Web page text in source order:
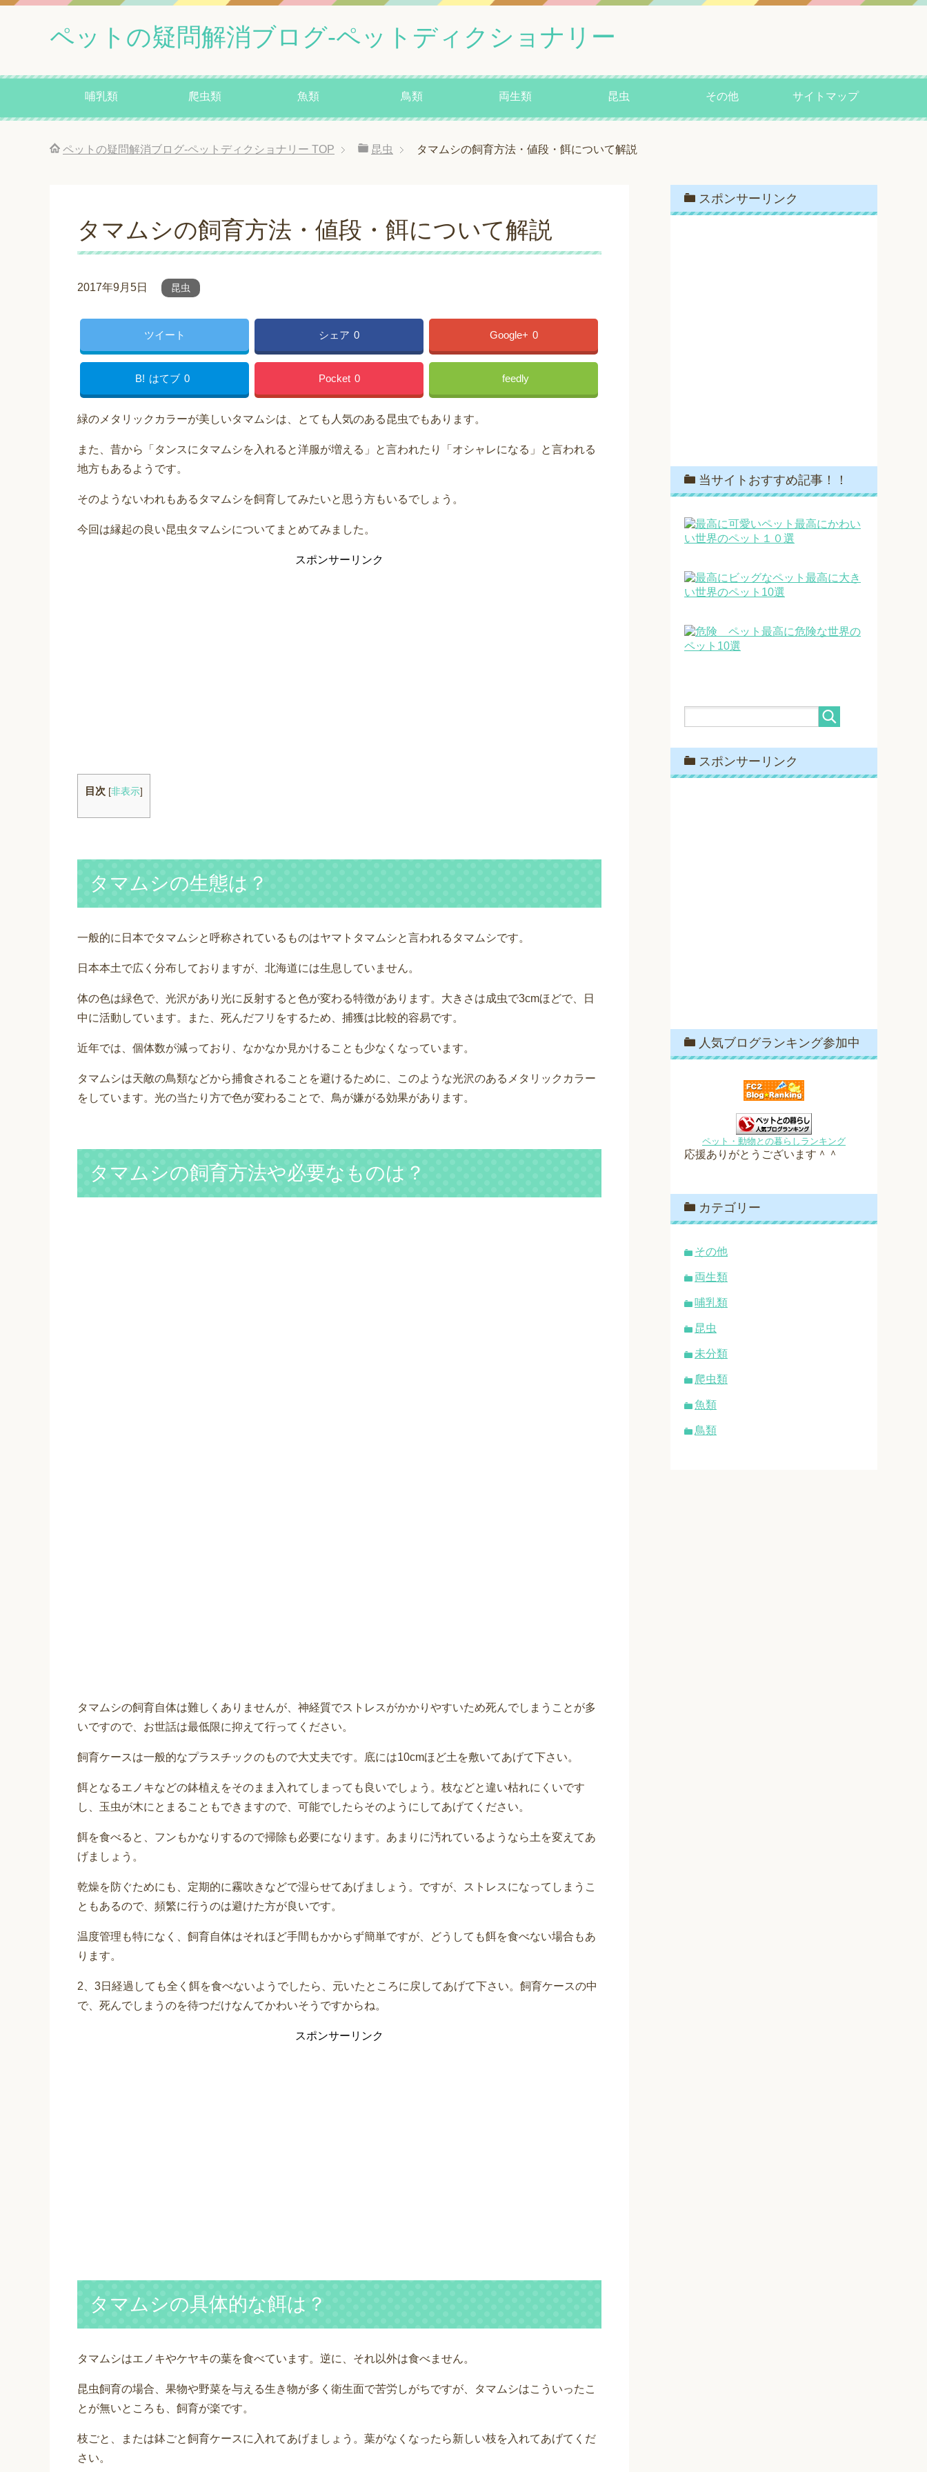
ペットの疑問解消ブログ-ペットディクショナリー
哺乳類 爬虫類 魚類 鳥類 両生類 昆虫 その他 サイトマップ
ペットの疑問解消ブログ-ペットディクショナリー TOP 昆虫 タマムシの飼育方法・値段・餌について解説
タマムシの飼育方法・値段・餌について解説
2017年9月5日 昆虫
ツイート シェア 0 Google+ 0
B! はてブ 0 Pocket 0 feedly
緑のメタリックカラーが美しいタマムシは、とても人気のある昆虫でもあります。
また、昔から「タンスにタマムシを入れると洋服が増える」と言われたり「オシャレになる」と言われる
地方もあるようです。
そのようないわれもあるタマムシを飼育してみたいと思う方もいるでしょう。
今回は縁起の良い昆虫タマムシについてまとめてみました。
スポンサーリンク
目次 [非表示]
タマムシの生態は？
一般的に日本でタマムシと呼称されているものはヤマトタマムシと言われるタマムシです。
日本本土で広く分布しておりますが、北海道には生息していません。
体の色は緑色で、光沢があり光に反射すると色が変わる特徴があります。大きさは成虫で3cmほどで、日
中に活動しています。また、死んだフリをするため、捕獲は比較的容易です。
近年では、個体数が減っており、なかなか見かけることも少なくなっています。
タマムシは天敵の鳥類などから捕食されることを避けるために、このような光沢のあるメタリックカラー
をしています。光の当たり方で色が変わることで、鳥が嫌がる効果があります。
タマムシの飼育方法や必要なものは？
タマムシの飼育自体は難しくありませんが、神経質でストレスがかかりやすいため死んでしまうことが多
いですので、お世話は最低限に抑えて行ってください。
飼育ケースは一般的なプラスチックのもので大丈夫です。底には10cmほど土を敷いてあげて下さい。
餌となるエノキなどの鉢植えをそのまま入れてしまっても良いでしょう。枝などと違い枯れにくいです
し、玉虫が木にとまることもできますので、可能でしたらそのようにしてあげてください。
餌を食べると、フンもかなりするので掃除も必要になります。あまりに汚れているようなら土を変えてあ
げましょう。
乾燥を防ぐためにも、定期的に霧吹きなどで湿らせてあげましょう。ですが、ストレスになってしまうこ
ともあるので、頻繁に行うのは避けた方が良いです。
温度管理も特になく、飼育自体はそれほど手間もかからず簡単ですが、どうしても餌を食べない場合もあ
ります。
2、3日経過しても全く餌を食べないようでしたら、元いたところに戻してあげて下さい。飼育ケースの中
で、死んでしまうのを待つだけなんてかわいそうですからね。
スポンサーリンク
タマムシの具体的な餌は？
タマムシはエノキやケヤキの葉を食べています。逆に、それ以外は食べません。
昆虫飼育の場合、果物や野菜を与える生き物が多く衛生面で苦労しがちですが、タマムシはこういったこ
とが無いところも、飼育が楽です。
枝ごと、または鉢ごと飼育ケースに入れてあげましょう。葉がなくなったら新しい枝を入れてあげてくだ
さい。
スポンサーリンク
当サイトおすすめ記事！！
最高にかわい
い世界のペット１０選
最高に大き
い世界のペット10選
最高に危険な世界の
ペット10選
スポンサーリンク
人気ブログランキング参加中
ペット・動物との暮らしランキング
応援ありがとうございます＾＾
カテゴリー
その他
両生類
哺乳類
昆虫
未分類
爬虫類
魚類
鳥類